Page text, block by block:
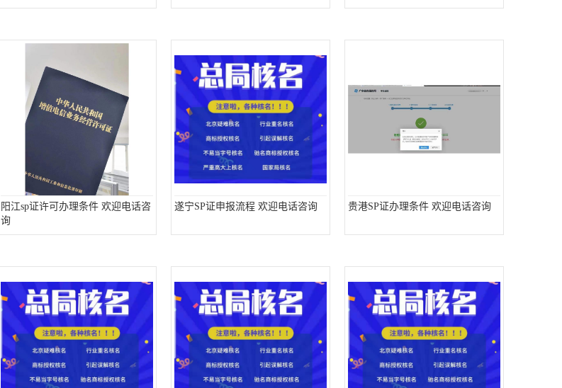
阳江sp证许可办理条件 欢迎电话咨
询
遂宁SP证申报流程 欢迎电话咨询 贵港SP证办理条件 欢迎电话咨询